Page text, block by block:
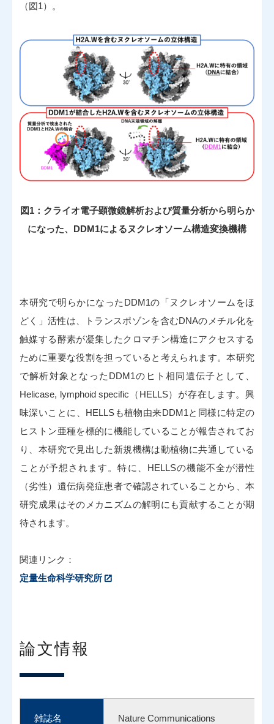
（図1）。
図1：クライオ電子顕微鏡解析および質量分析から明らか
になった、DDM1によるヌクレオソーム構造変換機構
本研究で明らかになったDDM1の「ヌクレオソームをほ
どく」活性は、トランスポゾンを含むDNAのメチル化を
触媒する酵素が凝集したクロマチン構造にアクセスする
ために重要な役割を担っていると考えられます。本研究
で解析対象となったDDM1のヒト相同遺伝子として、
Helicase, lymphoid specific（HELLS）が存在します。興
味深いことに、HELLSも植物由来DDM1と同様に特定の
ヒストン亜種を標的に機能していることが報告されてお
り、本研究で見出した新規機構は動植物に共通している
ことが予想されます。特に、HELLSの機能不全が潜性
（劣性）遺伝病発症患者で確認されていることから、本
研究成果はそのメカニズムの解明にも貢献することが期
待されます。
関連リンク：
定量生命科学研究所
論文情報
雑誌名 Nature Communications